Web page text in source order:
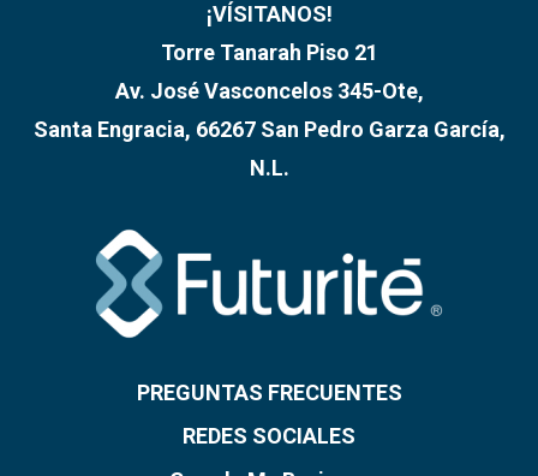
¡VÍSITANOS!
Torre Tanarah Piso 21
Av. José Vasconcelos 345-Ote,
Santa Engracia, 66267 San Pedro Garza García,
N.L.
PREGUNTAS FRECUENTES
REDES SOCIALES